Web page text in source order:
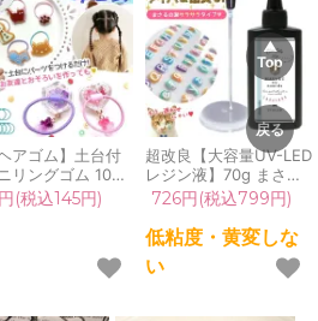
アゴム】土台付
リングゴム 10個
まけ 輪 ヘアパ
キッズ ミニゴム
女の子 手芸 パー
(税込145円)
超改良【大容量UV-LED
レジン液】70g まさる
の涙 サラサラタイプ
《クリア》 低粘度
GreenOceanオリジナ
ル さらさら ツルツル
高品質 透明 猫 UVレジ
726円(税込799円)
低粘度・黄変しな
い